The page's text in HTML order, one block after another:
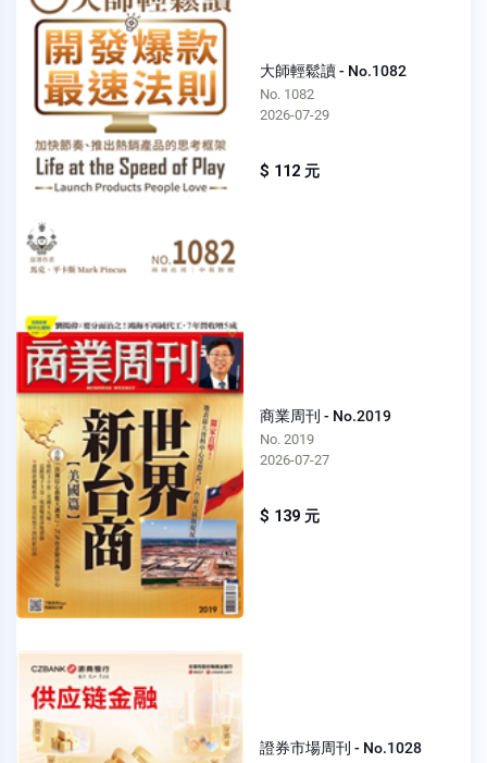
大師輕鬆讀 - No.1082
No. 1082
2026-07-29
$ 112 元
商業周刊 - No.2019
No. 2019
2026-07-27
$ 139 元
證券市場周刊 - No.1028